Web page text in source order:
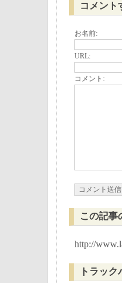
コメント
お名前:
URL:
コメント:
この記事
http://
トラック